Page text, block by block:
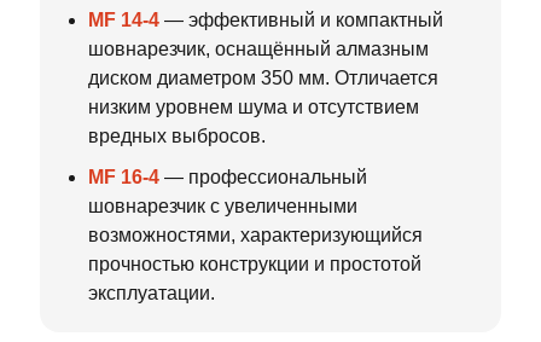
MF 14-4 — эффективный и компактный
шовнарезчик, оснащённый алмазным
диском диаметром 350 мм. Отличается
низким уровнем шума и отсутствием
вредных выбросов.
MF 16-4 — профессиональный
шовнарезчик с увеличенными
возможностями, характеризующийся
прочностью конструкции и простотой
эксплуатации.